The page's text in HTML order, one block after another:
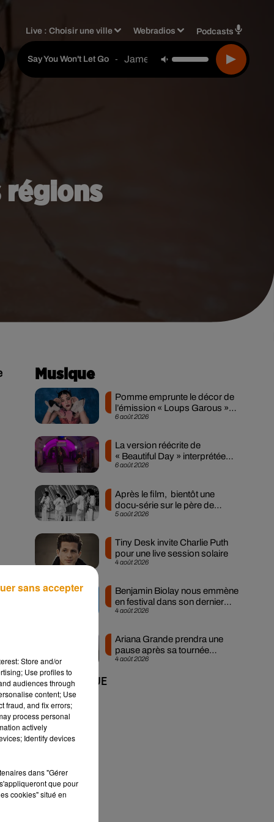
Live :Choisir une ville Webradios Podcasts
Say You Won't Let Go - James Arthur
régions
Musique
6 août 2026
Pomme emprunte le décor de
l’émission « Loups Garous »
pour son...
6 août 2026
La version réécrite de
« Beautiful Day » interprétée
lors des...
5 août 2026
Après le film, bientôt une
docu-série sur le père de
Michael Jackson
4 août 2026
Tiny Desk invite Charlie Puth
pour une live session solaire
4 août 2026
Benjamin Biolay nous emmène
en festival dans son dernier
clip
4 août 2026
Ariana Grande prendra une
pause après sa tournée
mondiale
+ DE MUSIQUE
Store and/or
Use profiles to
audiences through
content; Use
fraud, and fix errors;
process personal
actively
Identify devices
dans "Gérer
que pour
cookies" situé en
sans accepter